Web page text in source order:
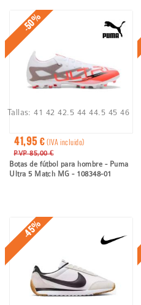
-50%
41,95 €(IVA incluido)
PVP 85,00 €
Botas de fútbol para hombre - Puma
Ultra 5 Match MG - 108348-01
Tallas:41 42 42.5 44 44.5 45 46
-45%